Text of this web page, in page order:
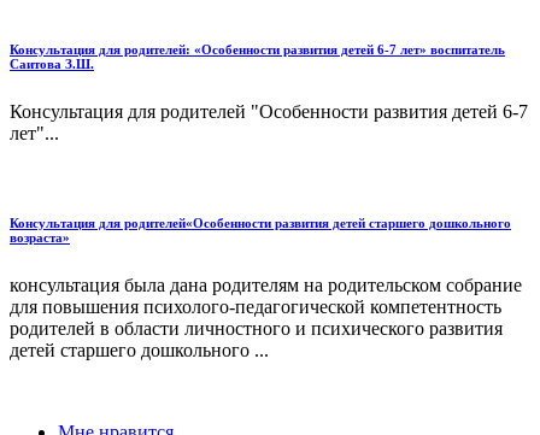
Консультация для родителей: «Особенности развития детей 6-7 лет» воспитатель
Саитова З.Ш.
Консультация для родителей "Особенности развития детей 6-7
лет"...
Консультация для родителей«Особенности развития детей старшего дошкольного
возраста»
консультация была дана родителям на родительском собрание
для повышения психолого-педагогической компетентность
родителей в области личностного и психического развития
детей старшего дошкольного ...